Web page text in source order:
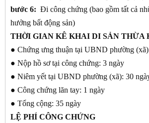
bước 6: Đi công chứng (bao gồm tất cả
hưởng bất động sản)
THỜI GIAN KÊ KHAI DI SẢN THỪA
● Chứng ưng thuận tại UBND phường
● Nộp hồ sơ tại công chứng: 3 ngày
● Niêm yết tại UBND phường (xã): 30
● Công chứng lăn tay: 1 ngày
● Tổng cộng: 35 ngày
LỆ PHÍ CÔNG CHỨNG